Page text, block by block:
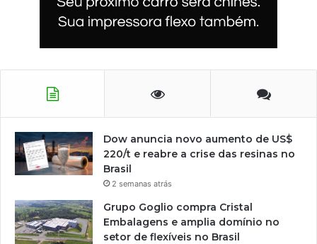
Dow anuncia novo aumento de US$
220/t e reabre a crise das resinas no
Brasil
2 semanas atrás
Grupo Goglio compra Cristal
Embalagens e amplia domínio no
setor de flexíveis no Brasil